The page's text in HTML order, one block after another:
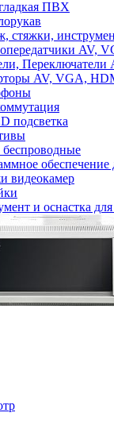
ПВХ
стяжки,
AV,
AV, VGA,
подсветка
обеспечение
видеокамер
и оснастка